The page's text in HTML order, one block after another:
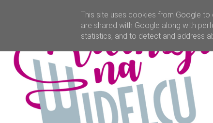
This site uses cookies from Google to
are shared with Google along with
statistics, and to detect and address